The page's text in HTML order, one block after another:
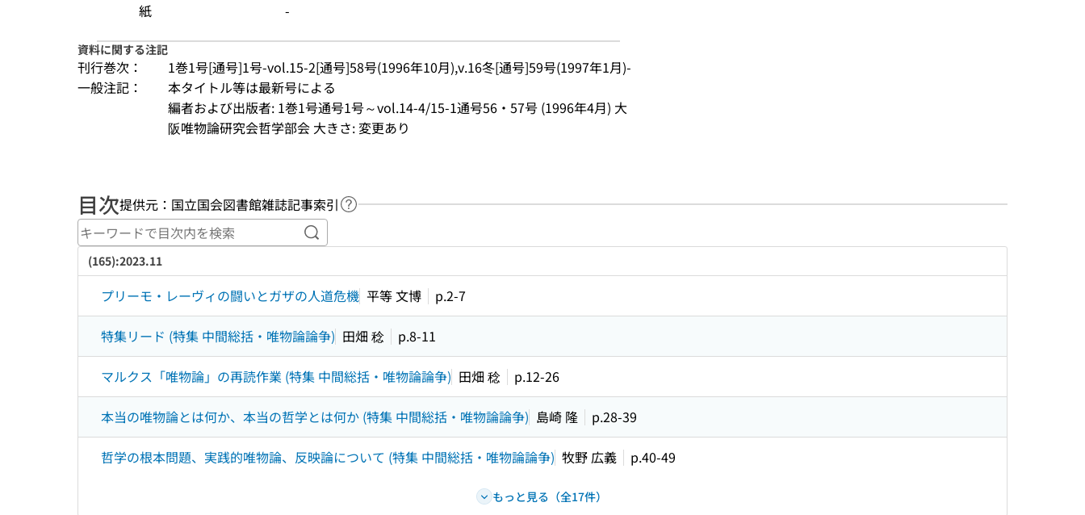
紙 -
資料に関する注記
刊行巻次：
1巻1号[通号]1号-vol.15-2[通号]58号(1996年10月),v.16冬[通号]59号(1997年1月)-
一般注記：
本タイトル等は最新号による
編者および出版者: 1巻1号通号1号～vol.14-4/15-1通号56・57号 (1996年4月) 大
阪唯物論研究会哲学部会 大きさ: 変更あり
目次提供元：国立国会図書館雑誌記事索引 ヘルプページへのリンク
キーワードで目次内を検索
(165):2023.11
プリーモ・レーヴィの闘いとガザの人道危機 平等 文博 p.2-7
特集リード (特集 中間総括・唯物論論争) 田畑 稔 p.8-11
マルクス「唯物論」の再読作業 (特集 中間総括・唯物論論争) 田畑 稔 p.12-26
本当の唯物論とは何か、本当の哲学とは何か (特集 中間総括・唯物論論争) 島崎 隆 p.28-39
哲学の根本問題、実践的唯物論、反映論について (特集 中間総括・唯物論論争) 牧野 広義 p.40-49
もっと見る（全17件）